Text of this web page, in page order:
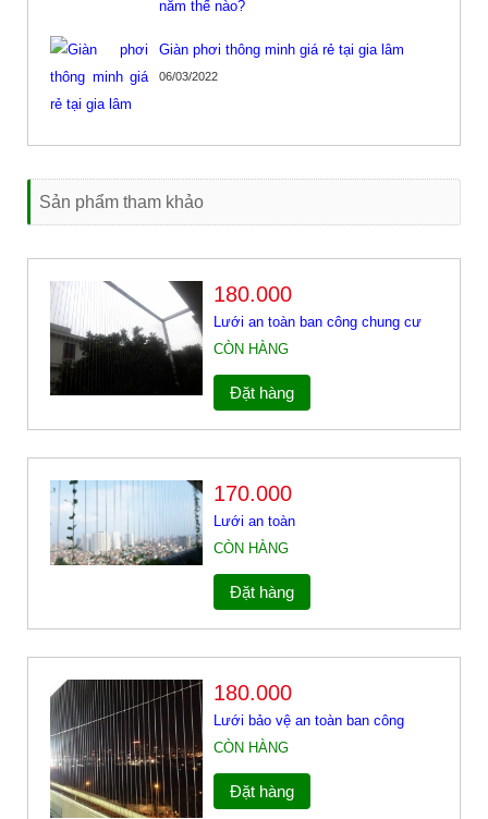
Giàn phơi thông minh giá rẻ tại gia lâm
06/03/2022
Sản phẩm tham khảo
180.000
Lưới an toàn ban công chung cư
CÒN HÀNG
Đặt hàng
170.000
Lưới an toàn
CÒN HÀNG
Đặt hàng
180.000
Lưới bảo vệ an toàn ban công
CÒN HÀNG
Đặt hàng